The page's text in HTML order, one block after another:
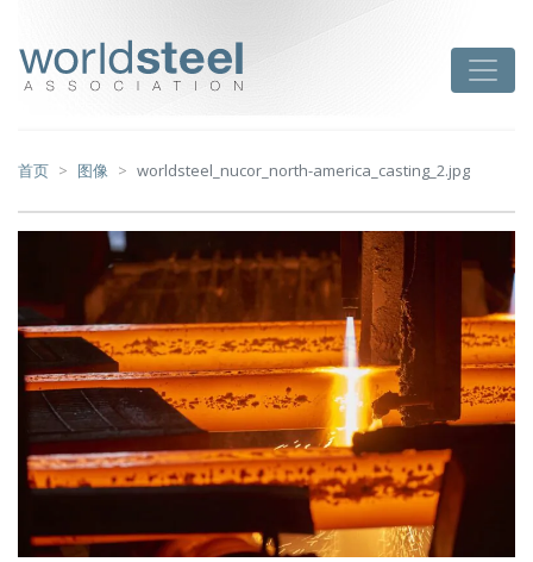
首页 图像 worldsteel_nucor_north-america_casting_2.jpg